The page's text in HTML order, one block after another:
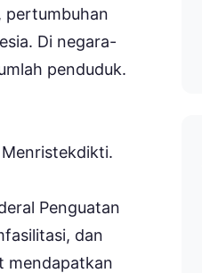
pertumbuhan
Di negara-
penduduk.
Penguatan
dan
mendapatkan